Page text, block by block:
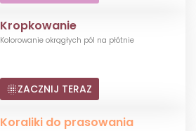
Kropkowanie
Kolorowanie okrągłych pól na płótnie
ZACZNIJ TERAZ
Koraliki do prasowania